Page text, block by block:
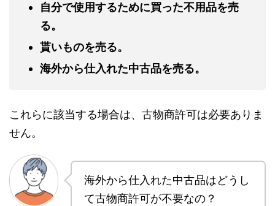
自分で使用するために買った不用品を売
る。
貰いものを売る。
海外から仕入れた中古品を売る。
これらに該当する場合は、古物商許可は必要ありま
せん。
海外から仕入れた中古品はどうし
て古物商許可が不要なの？